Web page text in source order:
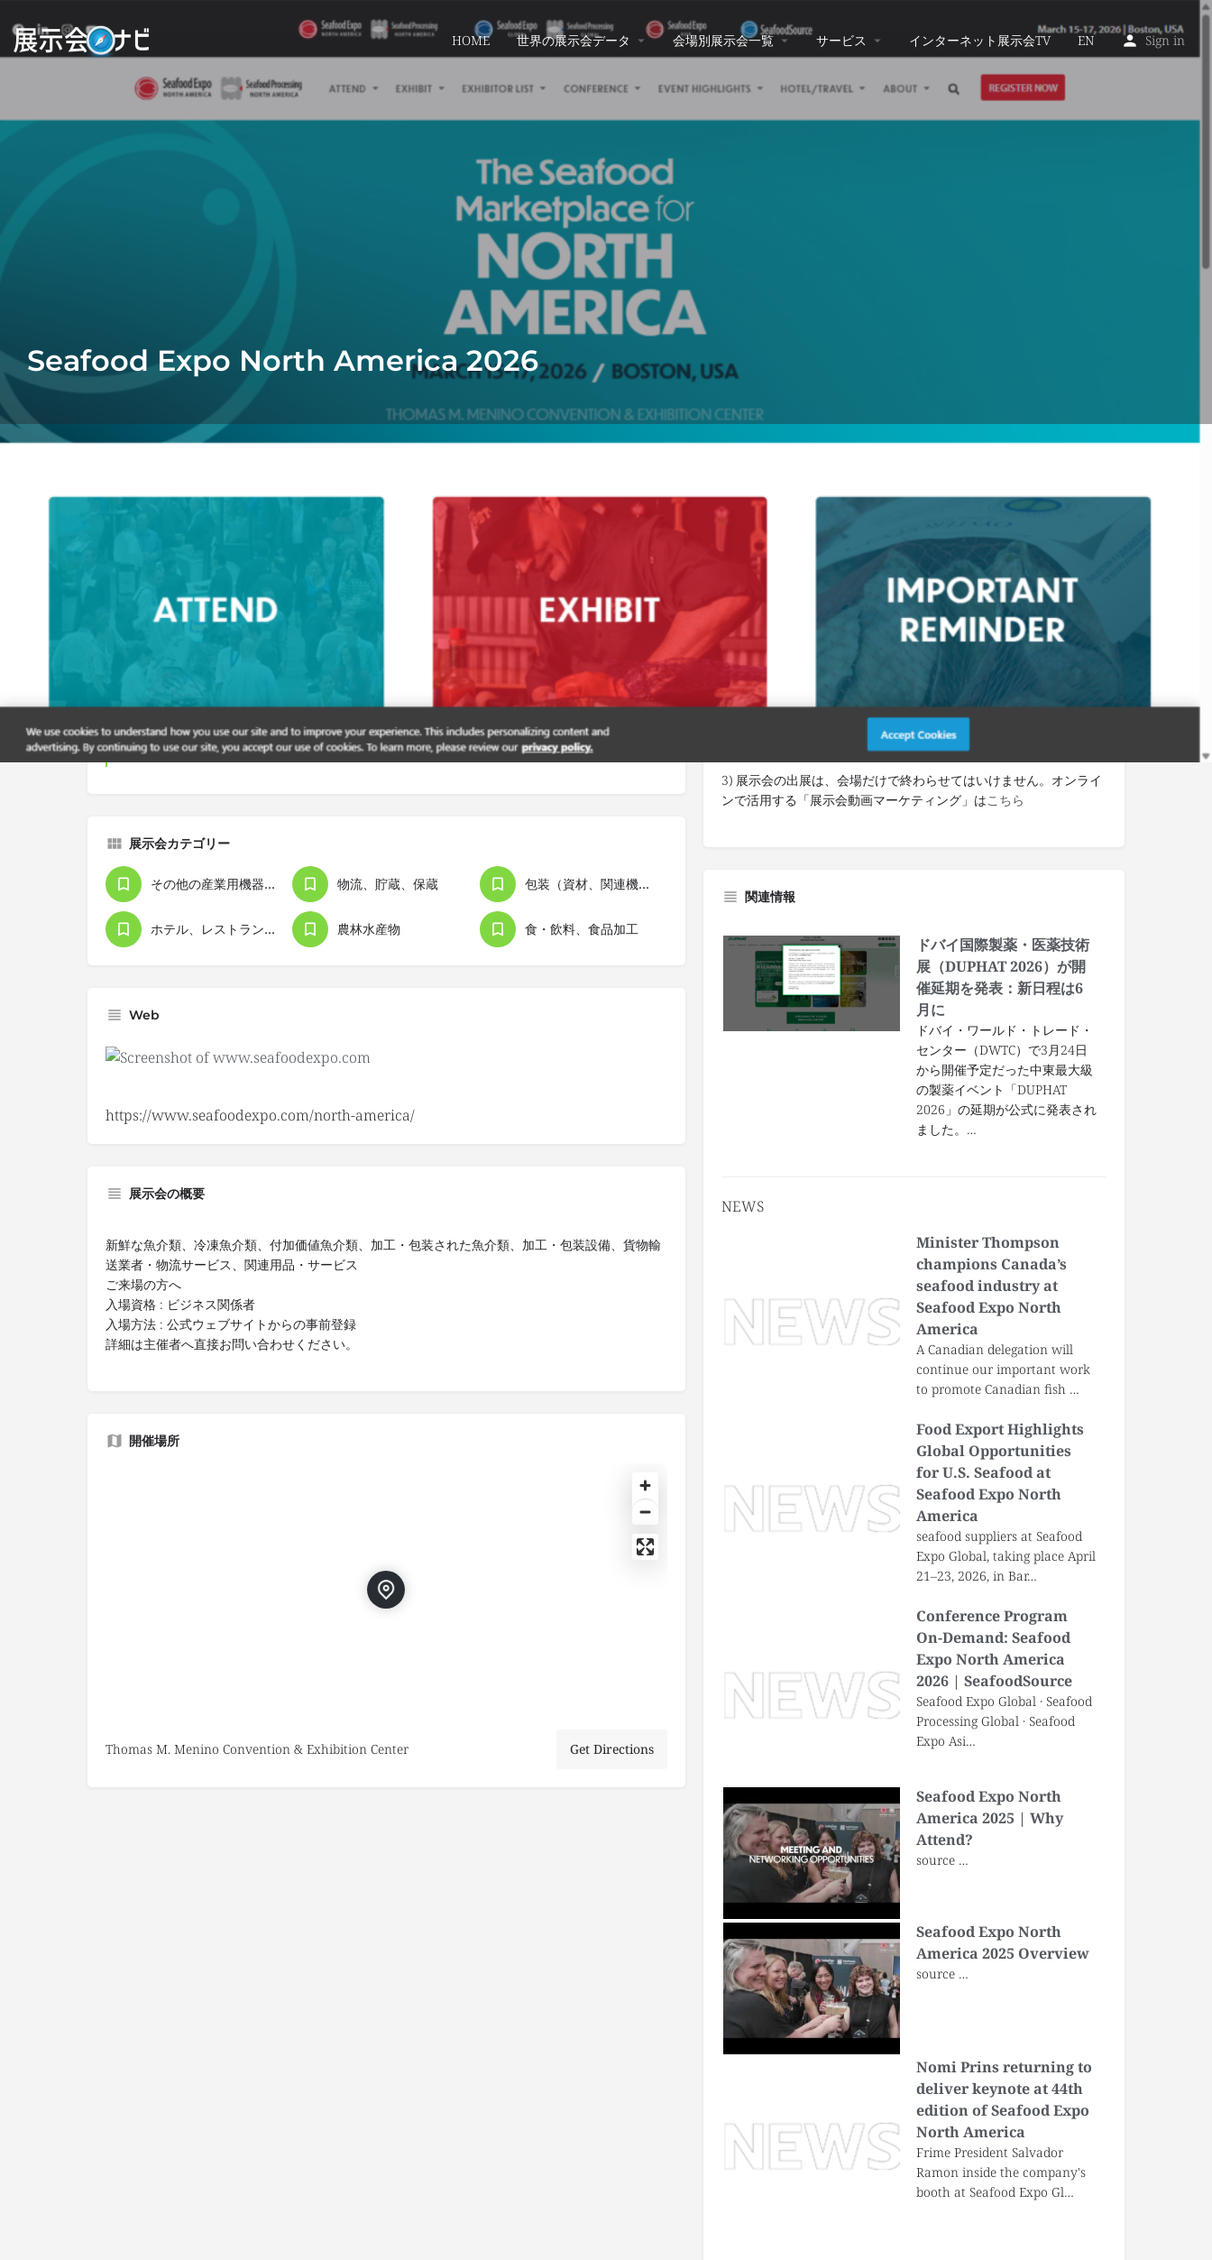
HOME 世界の展示会データ 会場別展示会一覧 サービス インターネット展示会TV EN Sign in
Seafood Expo North America 2026
ブックマークする 記事をシェア 管理者に報告
開催予定日
2026-03-15 - 2026-03-17
展示会カテゴリー
その他の産業用機器・設備 物流、貯蔵、保蔵 包装（資材、関連機器）
ホテル、レストラン、ケータリング 農林水産物 食・飲料、食品加工
Web
https://www.seafoodexpo.com/north-america/
展示会の概要
新鮮な魚介類、冷凍魚介類、付加価値魚介類、加工・包装された魚介類、加工・包装設備、貨物輸
送業者・物流サービス、関連用品・サービス
ご来場の方へ
入場資格 : ビジネス関係者
入場方法 : 公式ウェブサイトからの事前登録
詳細は主催者へ直接お問い合わせください。
開催場所
Thomas M. Menino Convention & Exhibition Center Get Directions
インターネット展示会.tv 編集部より
1) 世界中の展示会の最新情報をメールでお
知らせします。メルマガの登録は
こちら。
2) 出展をご検討ですか？出展サポートをご
国内出展・ブースプランニ
3) 展示会の出展は、会場だけで終わらせてはいけません。オンライ
ンで活用する「展示会動画マーケティング」はこちら
関連情報
ドバイ国際製薬・医薬技術
展（DUPHAT 2026）が開
催延期を発表：新日程は6
月に
ドバイ・ワールド・トレード・
センター（DWTC）で3月24日
から開催予定だった中東最大級
の製薬イベント「DUPHAT
2026」の延期が公式に発表され
ました。…
NEWS
Minister Thompson
champions Canada’s
seafood industry at
Seafood Expo North
America
A Canadian delegation will
continue our important work
to promote Canadian fish …
Food Export Highlights
Global Opportunities
for U.S. Seafood at
Seafood Expo North
America
seafood suppliers at Seafood
Expo Global, taking place April
21–23, 2026, in Bar…
Conference Program
On-Demand: Seafood
Expo North America
2026 | SeafoodSource
Seafood Expo Global · Seafood
Processing Global · Seafood
Expo Asi…
Seafood Expo North
America 2025 | Why
Attend?
source …
Seafood Expo North
America 2025 Overview
source …
Nomi Prins returning to
deliver keynote at 44th
edition of Seafood Expo
North America
Frime President Salvador
Ramon inside the company's
booth at Seafood Expo Gl…